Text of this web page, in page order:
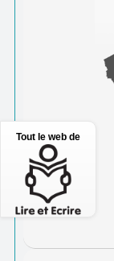
Tout le web de